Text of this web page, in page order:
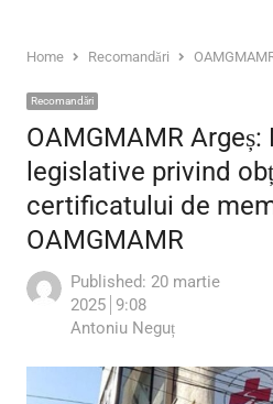
Home Recomandări
Recomandări
OAMGMAMR
legislative privind
certificatului de
OAMGMAMR
Published: 20 martie
2025 9:08
Author
Antoniu Neguț